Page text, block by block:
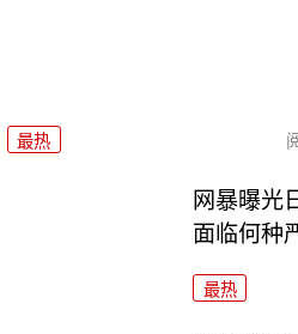
最热
网暴曝光
面临何种
最热